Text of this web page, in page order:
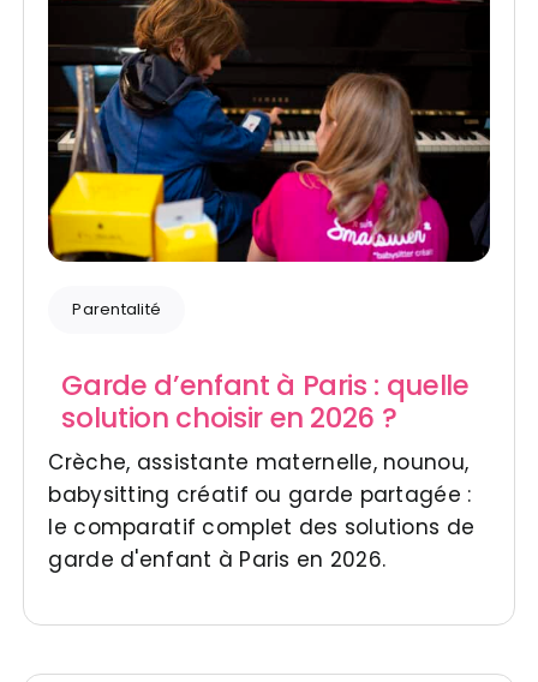
Parentalité
Garde d’enfant à Paris : quelle
solution choisir en 2026 ?
Crèche, assistante maternelle, nounou,
babysitting créatif ou garde partagée :
le comparatif complet des solutions de
garde d'enfant à Paris en 2026.